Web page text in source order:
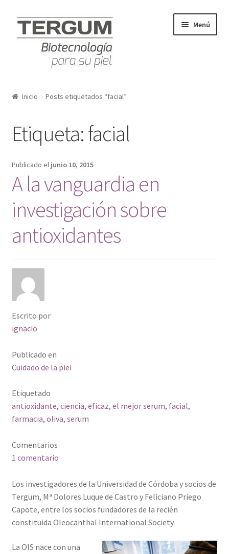
Ir a la navegación
Ir al contenido Menú
CHAMPÚS
CIENCIA
COMPRAR
IBIS
Más que marketing: I+D
PRODUCTOS
PUNTOS DE VENTA
SERUMS PIEL
Inicio Posts etiquetados “facial”
Etiqueta: facial
Publicado el junio 10, 2015
A la vanguardia en
investigación sobre
antioxidantes
Escrito por
ignacio
Publicado en
Cuidado de la piel
Etiquetado
antioxidante, ciencia, eficaz, el mejor serum, facial,
farmacia, oliva, serum
Comentarios
1 comentario
Los investigadores de la Universidad de Córdoba y socios de
Tergum, Mª Dolores Luque de Castro y Feliciano Priego
Capote, entre los socios fundadores de la recién
constituida Oleocanthal International Society.
La OIS nace con una